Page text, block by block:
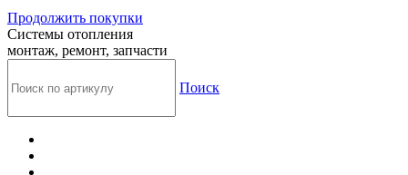
Продолжить покупки
Системы отопления
монтаж, ремонт, запчасти
Поиск